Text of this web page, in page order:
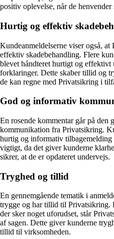
positiv oplevelse, når de
Hurtig og effektiv
Kundeanmeldelserne viser også,
effektiv skadebehandling. Flere
blevet håndteret hurtigt og
forklaringer. Dette skaber tillid og
de kan regne med Privatsikring i
God og informativ
En rosende kommentar går på den
kommunikation fra Privatsikring.
hurtig og informativ tilbagemelding
vigtigt, da det giver kunderne
sikrer, at de er opdateret undervejs.
Tryghed og tillid
En gennemgående tematik i
trygge og har tillid til Privatsikring.
der sker noget uforudset, står
af sagen. Dette giver kunderne
tillid til virksomheden.